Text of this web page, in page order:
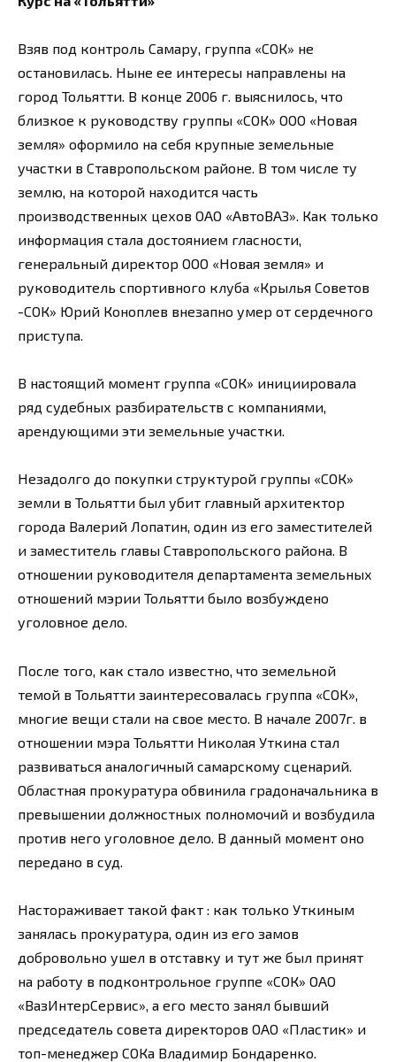
Взяв под контроль Самару, группа «СОК» не
остановилась. Ныне ее интересы направлены на
город Тольятти. В конце 2006 г. выяснилось, что
близкое к руководству группы «СОК» ООО «Новая
земля» оформило на себя крупные земельные
участки в Ставропольском районе. В том числе ту
землю, на которой находится часть
производственных цехов ОАО «АвтоВАЗ». Как только
информация стала достоянием гласности,
генеральный директор ООО «Новая земля» и
руководитель спортивного клуба «Крылья Советов
-СОК» Юрий Коноплев внезапно умер от сердечного
приступа.
В настоящий момент группа «СОК» инициировала
ряд судебных разбирательств с компаниями,
арендующими эти земельные участки.
Незадолго до покупки структурой группы «СОК»
земли в Тольятти был убит главный архитектор
города Валерий Лопатин, один из его заместителей
и заместитель главы Ставропольского района. В
отношении руководителя департамента земельных
отношений мэрии Тольятти было возбуждено
уголовное дело.
После того, как стало известно, что земельной
темой в Тольятти заинтересовалась группа «СОК»,
многие вещи стали на свое место. В начале 2007г. в
отношении мэра Тольятти Николая Уткина стал
развиваться аналогичный самарскому сценарий.
Областная прокуратура обвинила градоначальника в
превышении должностных полномочий и возбудила
против него уголовное дело. В данный момент оно
передано в суд.
Настораживает такой факт : как только Уткиным
занялась прокуратура, один из его замов
добровольно ушел в отставку и тут же был принят
на работу в подконтрольное группе «СОК» ОАО
«ВазИнтерСервис», а его место занял бывший
председатель совета директоров ОАО «Пластик» и
топ-менеджер СОКа Владимир Бондаренко.